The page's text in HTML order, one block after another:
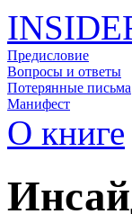
Предисловие
Вопросы и ответы
Потерянные письма
Манифест
О книге